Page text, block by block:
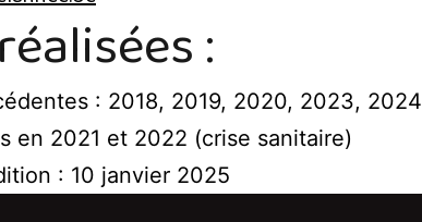
:
: 2018, 2019, 2020, 2023, 2024
en 2021 et 2022 (crise sanitaire)
: 10 janvier 2025